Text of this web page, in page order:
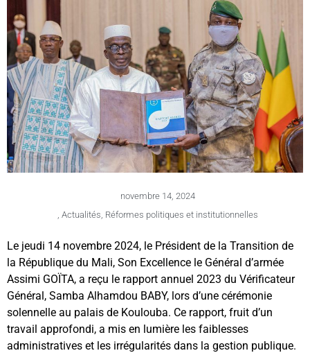
novembre 14, 2024
Actualités Réformes politiques et institutionnelles
Le jeudi 14 novembre 2024, le Président de la Transition de
la République du Mali, Son Excellence le Général d’armée
Assimi GOÏTA, a reçu le rapport annuel 2023 du Vérificateur
Général, Samba Alhamdou BABY, lors d’une cérémonie
solennelle au palais de Koulouba. Ce rapport, fruit d’un
travail approfondi, a mis en lumière les faiblesses
administratives et les irrégularités dans la gestion publique.